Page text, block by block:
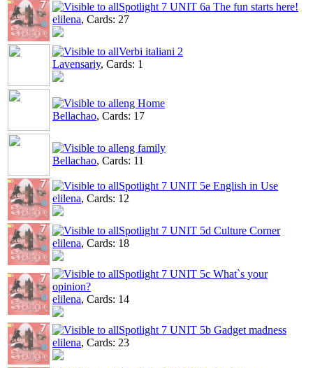
Spotlight 7 UNIT 6а The fun starts here!
elilena, Cards: 27
Verbi italiani 2
Lavensariy, Cards: 1
eng Home
Bellachao, Cards: 17
eng family
Bellachao, Cards: 11
Spotlight 7 UNIT 5e English in Use
elilena, Cards: 12
Spotlight 7 UNIT 5d Culture Corner
elilena, Cards: 18
Spotlight 7 UNIT 5c What`s your
opinion?
elilena, Cards: 14
Spotlight 7 UNIT 5b Gadget madness
elilena, Cards: 23